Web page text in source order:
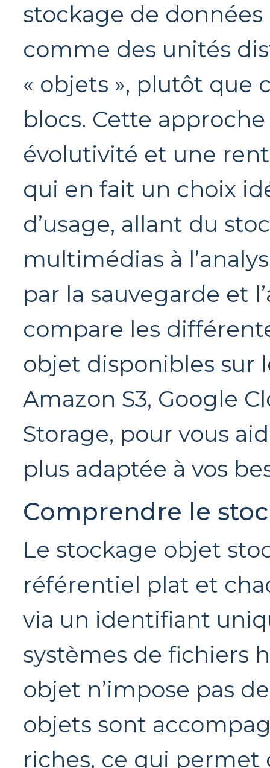
stockage de
comme des unités
« objets », plutôt que
blocs. Cette
évolutivité et une
qui en fait un choix
d’usage, allant du
multimédias à
par la sauvegarde et
compare les
objet disponibles sur
Amazon S3, Google
Storage, pour vous
plus adaptée à vos
Comprendre le
Le stockage objet
référentiel plat et
via un identifiant
systèmes de fichiers
objet n’impose pas
objets sont
riches, ce qui permet